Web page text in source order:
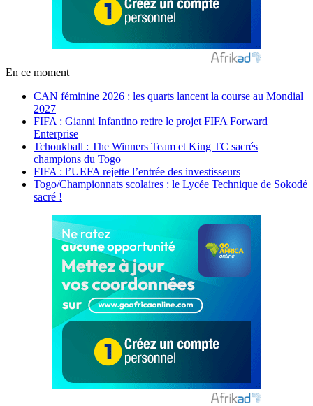
En ce moment
CAN féminine 2026 : les quarts lancent la course au Mondial
2027
FIFA : Gianni Infantino retire le projet FIFA Forward
Enterprise
Tchoukball : The Winners Team et King TC sacrés
champions du Togo
FIFA : l’UEFA rejette l’entrée des investisseurs
Togo/Championnats scolaires : le Lycée Technique de Sokodé
sacré !